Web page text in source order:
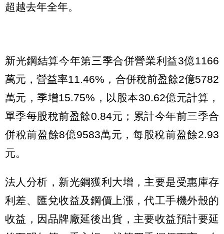
超越去年全年。
新光鋼結算今年第三季合併營業利益3億1166
萬元，營益率11.46%，合併稅前盈餘2億5782
萬元，季增15.75%，以股本30.62億元計算，
單季每股稅前盈餘0.84元；累計今年前三季合
併稅前盈餘8億9583萬元，每股稅前盈餘2.93
元。
法人分析，新光鋼獲利大增，主要是受惠庫存
利差、匯兌收益及鋼價上漲，代工手機外殼的
收益，因品牌廠延後出貨，主要收益預計要延